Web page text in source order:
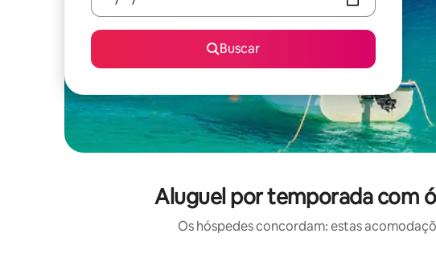
Buscar
Aluguel por temporada com
Os hóspedes concordam: estas